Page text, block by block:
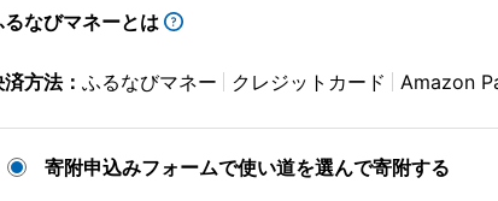
るなびマネーとは
方法： ふるなびマネー クレジットカード Amazon
寄附申込みフォームで使い道を選んで寄附する